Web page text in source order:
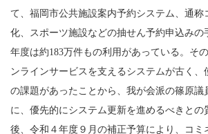
て、福岡市公共施設案内予約システム、通称
化、スポーツ施設などの抽せん予約申込みの
年度は約183万件もの利用があっている。そ
ンラインサービスを支えるシステムが古く、
の課題があったことから、我が会派の篠原議
に、優先的にシステム更新を進めるべきとの
後、令和４年度９月の補正予算により、コミ